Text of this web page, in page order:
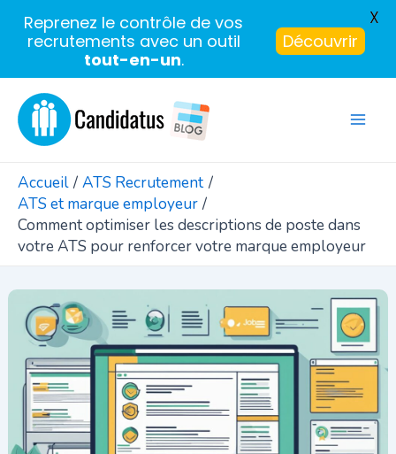
Aller
contenu
Accueil
ATS Recrutement
ATS et marque employeur
Comment optimiser les descriptions de poste dans
votre ATS pour renforcer votre marque employeur
Reprenez le contrôle de vos
recrutements avec un outil
tout-en-un.
Découvrir
X